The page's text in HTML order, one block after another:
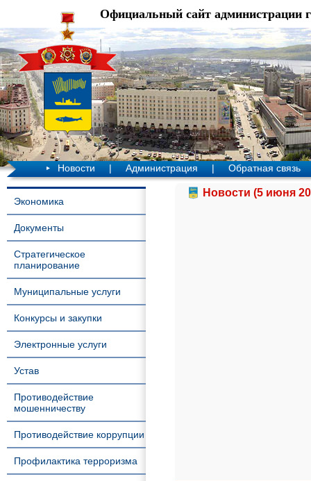
Официальный сайт администрации
Новости | Администрация | Обратная связь
Экономика
Документы
Стратегическое
планирование
Муниципальные услуги
Конкурсы и закупки
Электронные услуги
Устав
Противодействие
мошенничеству
Противодействие коррупции
Профилактика терроризма
Новости (5 июня